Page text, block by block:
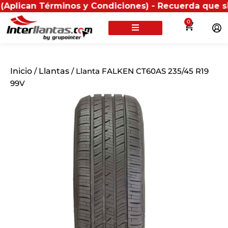
Términos y Condiciones) - Recuerda que si
0
Inicio / Llantas / Llanta FALKEN CT60AS 235/45 R19
99V